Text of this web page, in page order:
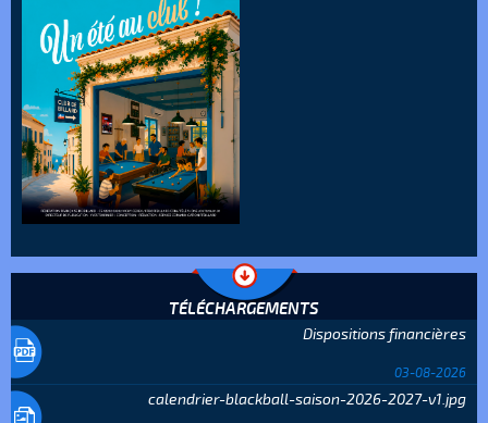
TÉLÉCHARGEMENTS
Dispositions financières
03-08-2026
calendrier-blackball-saison-2026-2027-v1.jpg